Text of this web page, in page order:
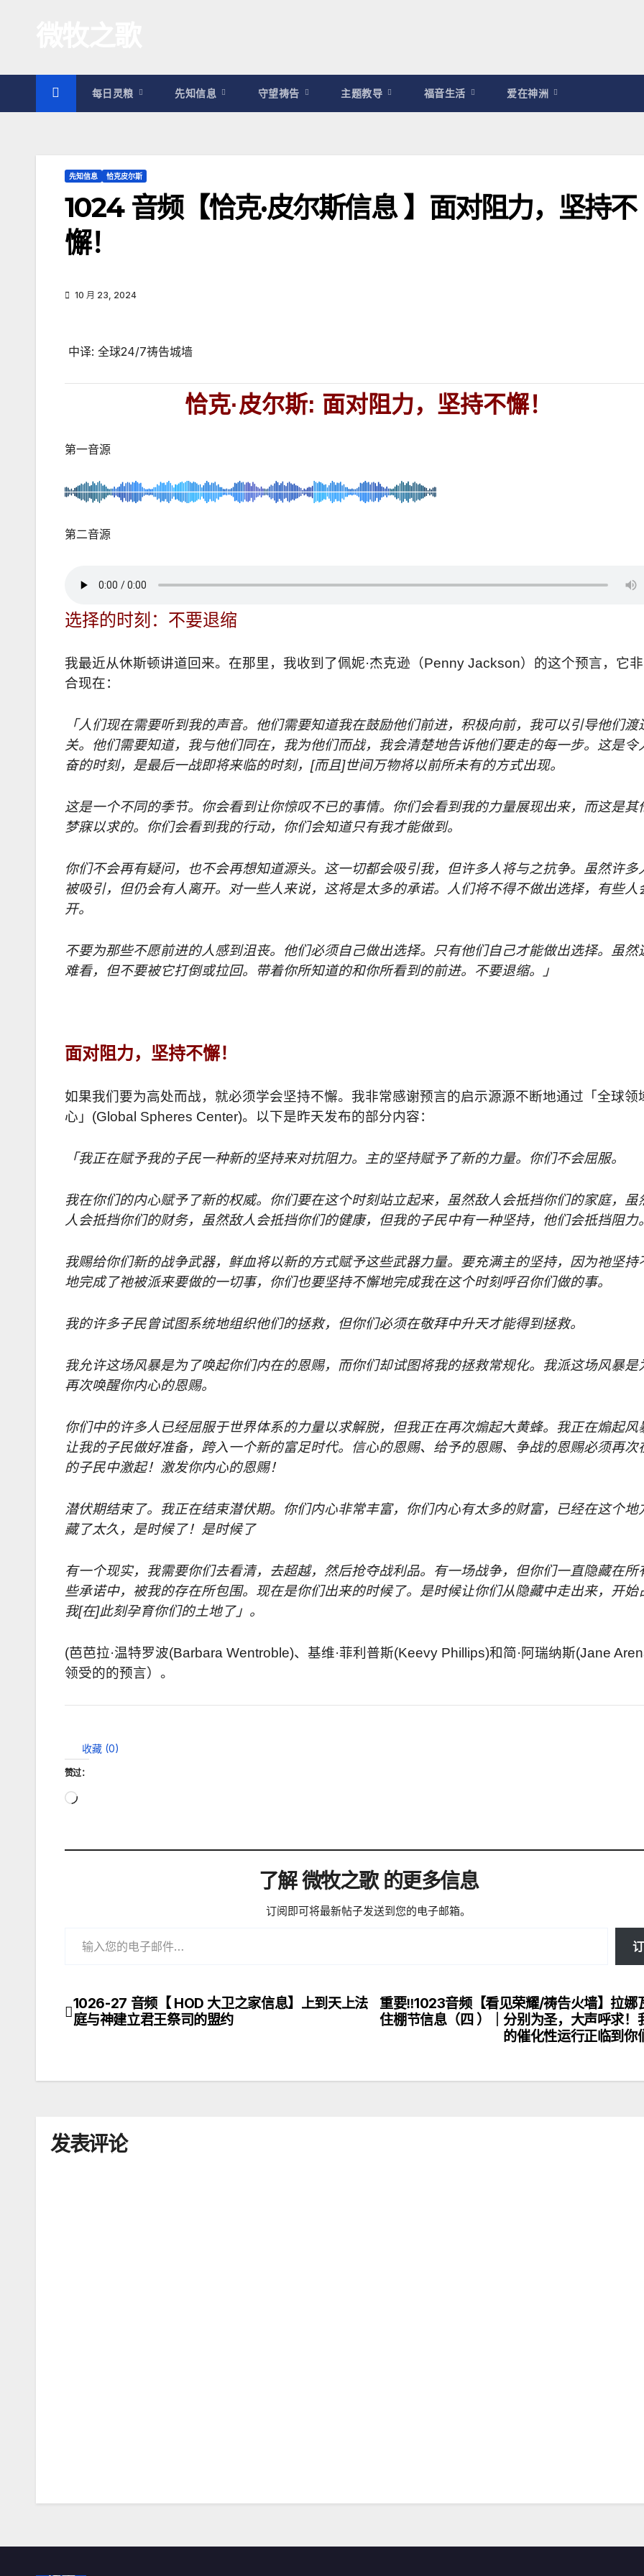
容
每日灵粮 先知信息 守望祷告 主题教导 福音生活 爱在神洲
先知信息 恰克皮尔斯
1024 音频【恰克·皮尔斯信息 】面对阻力，坚持不
懈！
10 月 23, 2024
中译: 全球24/7祷告城墙
恰克·皮尔斯: 面对阻力，坚持不懈！
第一音源
第二音源
选择的时刻：不要退缩
我最近从休斯顿讲道回来。在那里，我收到了佩妮·杰克逊（Penny Jackson）的这个预言，它
合现在：
「人们现在需要听到我的声音。他们需要知道我在鼓励他们前进，积极向前，我可以引导他们渡
关。他们需要知道，我与他们同在，我为他们而战，我会清楚地告诉他们要走的每一步。这是令
奋的时刻，是最后一战即将来临的时刻， [而且]世间万物将以前所未有的方式出现。
这是一个不同的季节。你会看到让你惊叹不已的事情。你们会看到我的力量展现出来，而这是其
梦寐以求的。你们会看到我的行动，你们会知道只有我才能做到。
你们不会再有疑问，也不会再想知道源头。这一切都会吸引我，但许多人将与之抗争。虽然许多
被吸引，但仍会有人离开。对一些人来说，这将是太多的承诺。人们将不得不做出选择，有些人
开。
不要为那些不愿前进的人感到沮丧。他们必须自己做出选择。只有他们自己才能做出选择。虽然
难看，但不要被它打倒或拉回。带着你所知道的和你所看到的前进。不要退缩。」
面对阻力，坚持不懈！
如果我们要为高处而战，就必须学会坚持不懈。我非常感谢预言的启示源源不断地通过「全球领
心」 (Global Spheres Center)。以下是昨天发布的部分内容：
「我正在赋予我的子民一种新的坚持来对抗阻力。主的坚持赋予了新的力量。你们不会屈服。
我在你们的内心赋予了新的权威。你们要在这个时刻站立起来，虽然敌人会抵挡你们的家庭，虽
人会抵挡你们的财务，虽然敌人会抵挡你们的健康，但我的子民中有一种坚持，他们会抵挡阻力
我赐给你们新的战争武器，鲜血将以新的方式赋予这些武器力量。要充满主的坚持，因为祂坚持
地完成了祂被派来要做的一切事，你们也要坚持不懈地完成我在这个时刻呼召你们做的事。
我的许多子民曾试图系统地组织他们的拯救，但你们必须在敬拜中升天才能得到拯救。
我允许这场风暴是为了唤起你们内在的恩赐，而你们却试图将我的拯救常规化。我派这场风暴是
再次唤醒你内心的恩赐。
你们中的许多人已经屈服于世界体系的力量以求解脱，但我正在再次煽起大黄蜂。我正在煽起风
让我的子民做好准备，跨入一个新的富足时代。信心的恩赐、给予的恩赐、争战的恩赐必须再次
的子民中激起！激发你内心的恩赐！
潜伏期结束了。我正在结束潜伏期。你们内心非常丰富，你们内心有太多的财富，已经在这个地
藏了太久，是时候了！是时候了
有一个现实，我需要你们去看清，去超越，然后抢夺战利品。有一场战争，但你们一直隐藏在所
些承诺中，被我的存在所包围。现在是你们出来的时候了。是时候让你们从隐藏中走出来，开始
我[在]此刻孕育你们的土地了」。
(芭芭拉·温特罗波(Barbara Wentroble)、基维·菲利普斯(Keevy Phillips)和简· 阿瑞纳斯(Jane
领受的的预言）。
收藏 (0)
赞过：
正
载…
了解 微牧之歌 的更多信息
订阅即可将最新帖子发送到您的电子邮箱。
文
重要‼️1023音频【看见荣耀/祷告火墙】拉娜
住棚节信息（四 ）｜分别为圣，大声呼求！
的催化性运行正临到你
1026-27 音频【 HOD 大卫之家信息】上到天上法
庭与神建立君王祭司的盟约
发表评论